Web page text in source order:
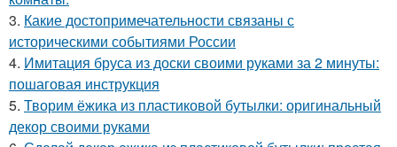
3. Какие достопримечательности связаны с
историческими событиями России
4. Имитация бруса из доски своими руками за 2 минуты:
пошаговая инструкция
5. Творим ёжика из пластиковой бутылки: оригинальный
декор своими руками